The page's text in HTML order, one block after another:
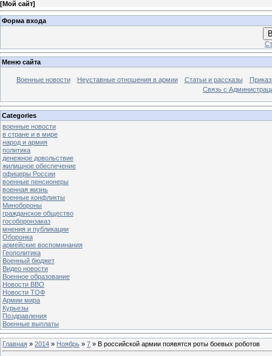
[Мой сайт]
Форма входа
Меню сайта
Военные новости Неуставные отношения в армии Статьи и рассказы
Связь с
Categories
военные новости
в стране и в мире
народ и армия
политика
денежное довольствие
жилищное обеспечение
офицеры России
военные пенсионеры
военная жизнь
военные конфликты
Минобороны
гражданское общество
гособоронзаказ
мнения и публикации
Оборонка
армейские воспоминания
Геополитика
Военный бюджет
Видео новости
Военное образование
Новости ВВО
Новости ТОФ
Армии мира
Курьезы
Поздравления
Военные выплаты
Главная » 2014 » Ноябрь » 7 » В российской армии появятся роты боевых роботов